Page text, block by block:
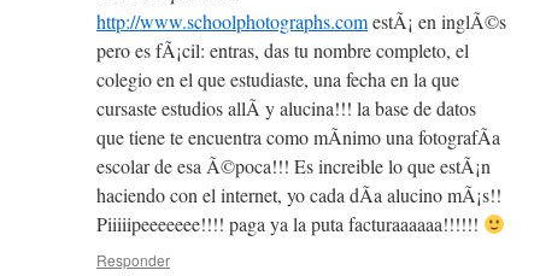
http://www.schoolphotographs.comestÃ¡ en inglÃ©s
pero es fÃ¡cil: entras, das tu nombre completo, el
colegio en el que estudiaste, una fecha en la que
cursaste estudios allÃ­ y alucina!!! la base de datos
que tiene te encuentra como mÃ­nimo una fotografÃ­a
escolar de esa Ã©poca!!! Es increible lo que estÃ¡n
haciendo con el internet, yo cada dÃ­a alucino mÃ¡s!!
Piiiiipeeeeeee!!!! paga ya la puta facturaaaaaa!!!!!!
Responder